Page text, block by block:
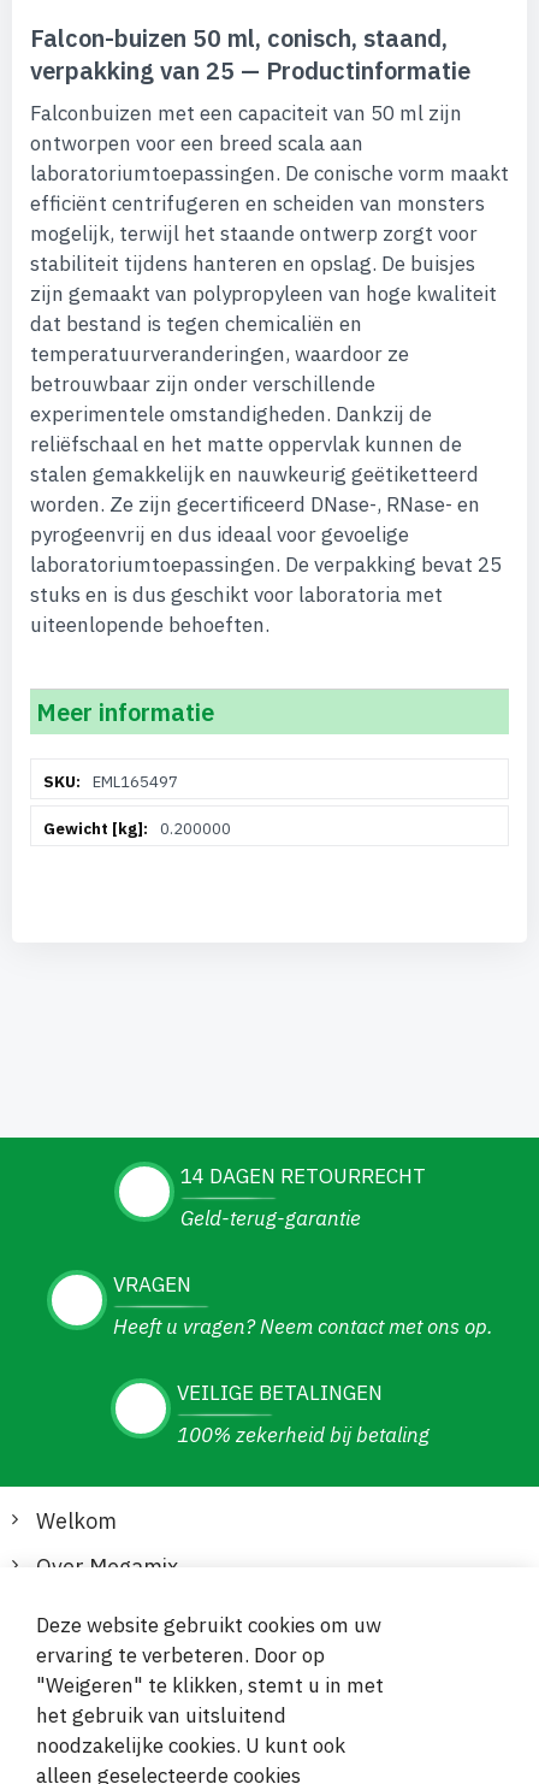
Falcon-buizen 50 ml, conisch, staand,
verpakking van 25 — Productinformatie
Falconbuizen met een capaciteit van 50 ml zijn
ontworpen voor een breed scala aan
laboratoriumtoepassingen. De conische vorm maakt
efficiënt centrifugeren en scheiden van monsters
mogelijk, terwijl het staande ontwerp zorgt voor
stabiliteit tijdens hanteren en opslag. De buisjes
zijn gemaakt van polypropyleen van hoge kwaliteit
dat bestand is tegen chemicaliën en
temperatuurveranderingen, waardoor ze
betrouwbaar zijn onder verschillende
experimentele omstandigheden. Dankzij de
reliëfschaal en het matte oppervlak kunnen de
stalen gemakkelijk en nauwkeurig geëtiketteerd
worden. Ze zijn gecertificeerd DNase-, RNase- en
pyrogeenvrij en dus ideaal voor gevoelige
laboratoriumtoepassingen. De verpakking bevat 25
stuks en is dus geschikt voor laboratoria met
uiteenlopende behoeften.
Meer informatie
informatieEML165497
0.200000
14 DAGEN RETOURRECHT
Geld-terug-garantie
VRAGEN
Heeft u vragen? Neem contact met ons op.
VEILIGE BETALINGEN
100% zekerheid bij betaling
Welkom
Over Megamix
Informatie
Klantenservice
Veilige en gemakkelijke betalingen
Deze website gebruikt cookies om uw
ervaring te verbeteren. Door op
"Weigeren" te klikken, stemt u in met
het gebruik van uitsluitend
noodzakelijke cookies. U kunt ook
alleen geselecteerde cookies